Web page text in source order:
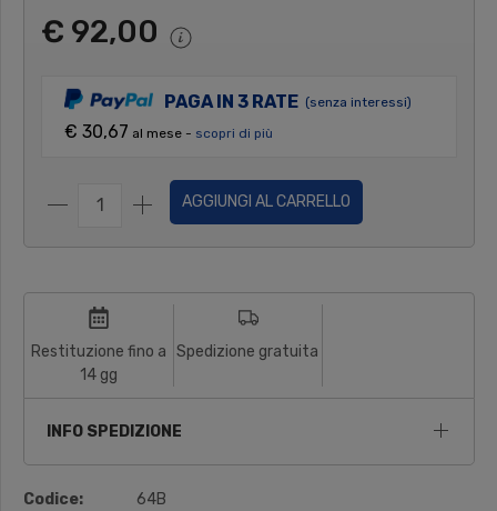
€ 92,00
PAGA IN 3 RATE (senza interessi)
€ 30,67 al mese - scopri di più
AGGIUNGI AL CARRELLO
Restituzione fino a
14 gg
Spedizione gratuita
INFO SPEDIZIONE
Codice: 64B